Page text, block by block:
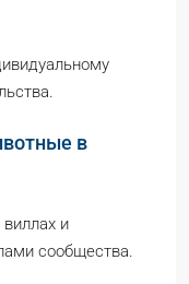
в
и
сообщества.